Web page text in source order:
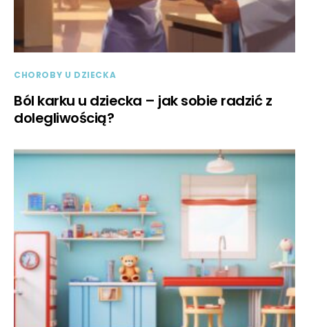
CHOROBY U DZIECKA
Ból karku u dziecka – jak sobie radzić z
dolegliwością?